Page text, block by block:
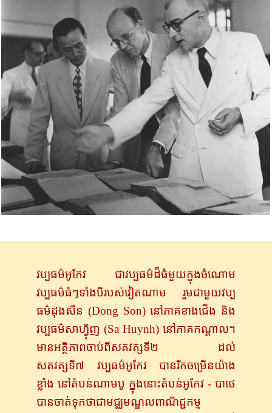
វប្បធម៌​អូកែវ ជា​វប្បធម៌​ដ៏ធំមួយ​ក្នុង​ចំណោម​
វប្បធម៌​ធំៗ​ទាំង​បី​របស់​វៀត​ណាម​ រួមជាមួយ​វប្ប
ធម៌ដុងសឺន (Dong Son) នៅភាគខាងជើង និង
វប្បធម៌​សាហ៊្វិញ (Sa Huynh) នៅ​ភាគ​កណ្តាល​។
មាន​អត្ថិភាព​ចាប់​ពី​សតវត្សទី២ ដល់​​
សតវត្សទី៧ វប្បធម៌​អូកែវ បាន​រីក​ចម្រើន​យ៉ាង​
ខ្លាំង នៅ​តំបន់​ណាមបូ​ ក្នុង​នោះ​​តំបន់​​អូកែវ - បាថេ
បាន​ចាត់​ទុក​ថាជា​មជ្ឈមណ្ឌល​ពាណិជ្ជកម្ម​